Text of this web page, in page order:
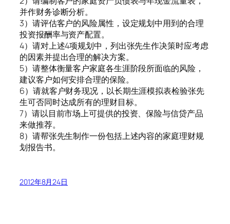
并作财务诊断分析。
3）请评估客户的风险属性，设定规划中用到的合理
投资报酬率与资产配置。
4）请对上述4项规划中，列出张先生作决策时应考虑
的因素并提出合理的解决方案。
5）请整体衡量客户家庭各生涯阶段所面临的风险，
建议客户如何安排合理的保险。
6）请就客户财务现况，以长期生涯模拟表检验张先
生可否同时达成所有的理财目标。
7）请以目前市场上可提供的投资、保险与信贷产品
来做推荐。
8）请帮张先生制作一份包括上述内容的家庭理财规
划报告书。
2012年8月24日